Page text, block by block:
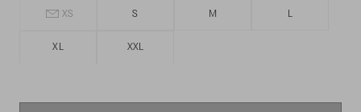
XS S M L
XL XXL